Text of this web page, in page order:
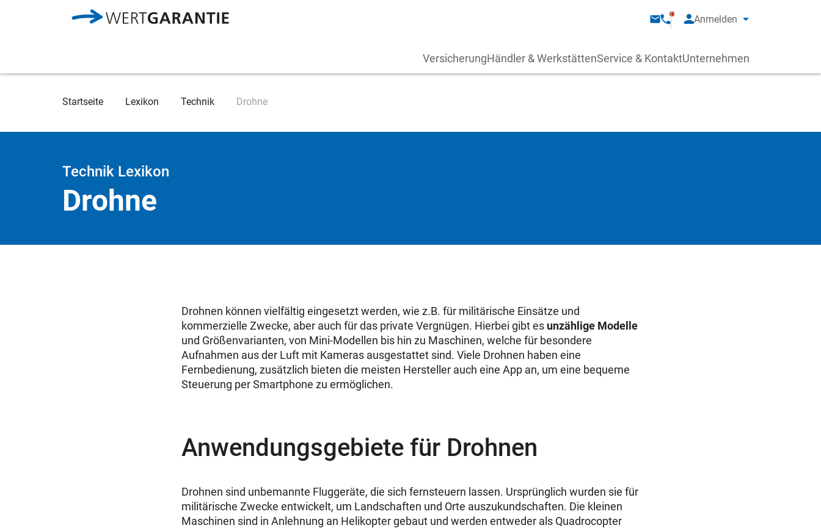
Anmelden
VersicherungHändler & WerkstättenService & KontaktUnternehmen
Breadcrumb
Startseite Lexikon Technik Drohne
Technik Lexikon
Drohne
Drohnen können vielfältig eingesetzt werden, wie z.B. für militärische Einsätze und
kommerzielle Zwecke, aber auch für das private Vergnügen. Hierbei gibt es unzählige Modelle
und Größenvarianten, von Mini-Modellen bis hin zu Maschinen, welche für besondere
Aufnahmen aus der Luft mit Kameras ausgestattet sind. Viele Drohnen haben eine
Fernbedienung, zusätzlich bieten die meisten Hersteller auch eine App an, um eine bequeme
Steuerung per Smartphone zu ermöglichen.
Anwendungsgebiete für Drohnen
Drohnen sind unbemannte Fluggeräte, die sich fernsteuern lassen. Ursprünglich wurden sie für
militärische Zwecke entwickelt, um Landschaften und Orte auszukundschaften. Die kleinen
Maschinen sind in Anlehnung an Helikopter gebaut und werden entweder als Quadrocopter